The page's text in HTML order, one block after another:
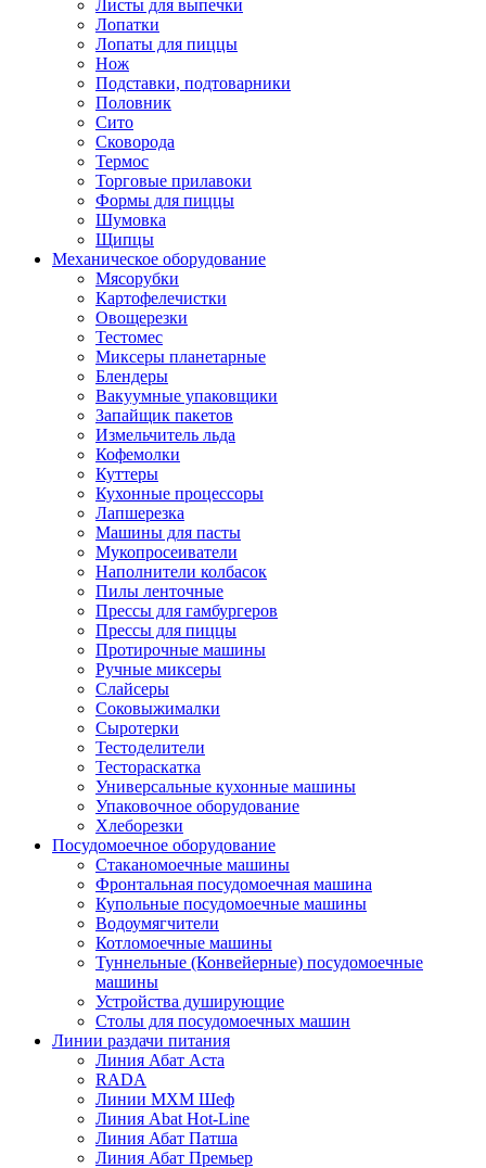
Листы для выпечки
Лопатки
Лопаты для пиццы
Нож
Подставки, подтоварники
Половник
Сито
Сковорода
Термос
Торговые прилавоки
Формы для пиццы
Шумовка
Щипцы
Механическое оборудование
Мясорубки
Картофелечистки
Овощерезки
Тестомес
Миксеры планетарные
Блендеры
Вакуумные упаковщики
Запайщик пакетов
Измельчитель льда
Кофемолки
Куттеры
Кухонные процессоры
Лапшерезка
Машины для пасты
Мукопросеиватели
Наполнители колбасок
Пилы ленточные
Прессы для гамбургеров
Прессы для пиццы
Протирочные машины
Ручные миксеры
Слайсеры
Соковыжималки
Сыротерки
Тестоделители
Тестораскатка
Универсальные кухонные машины
Упаковочное оборудование
Хлеборезки
Посудомоечное оборудование
Стаканомоечные машины
Фронтальная посудомоечная машина
Купольные посудомоечные машины
Водоумягчители
Котломоечные машины
Туннельные (Конвейерные) посудомоечные
машины
Устройства душирующие
Столы для посудомоечных машин
Линии раздачи питания
Линия Абат Аста
RADA
Линии МХМ Шеф
Линия Abat Hot-Line
Линия Абат Патша
Линия Абат Премьер